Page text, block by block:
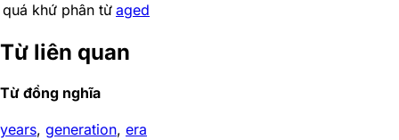
quá khứ phân từ aged
Từ liên quan
Từ đồng nghĩa
years, generation, era